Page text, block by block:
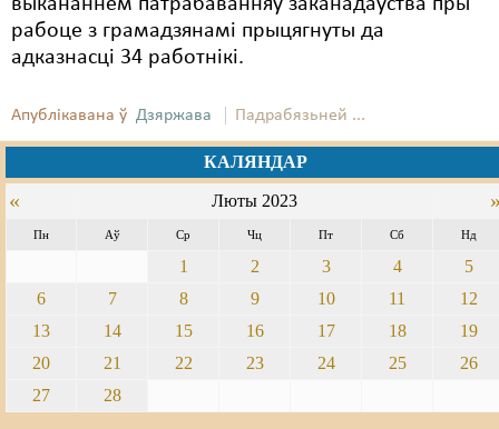
выкананнем патрабаванняў заканадаўства пры
рабоце з грамадзянамі прыцягнуты да
адказнасці 34 работнікі.
Апублікавана ў Дзяржава Падрабязьней ...
КАЛЯНДАР
« Люты 2023
Пн Аў Ср Чц Пт Сб Нд
1 2 3 4
5
6
7 8 9 10 11
12
13
14 15 16 17 18
19
20
21 22 23 24 25
26
27
28